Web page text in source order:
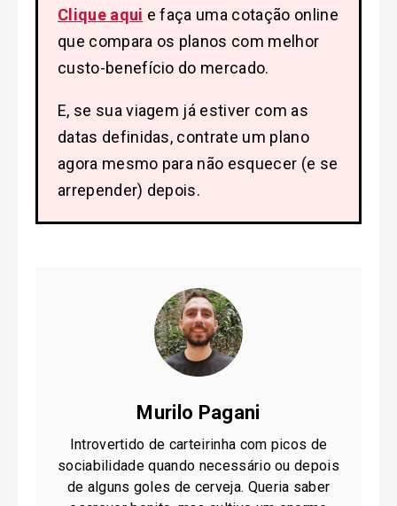
Clique aqui e faça uma cotação online
que compara os planos com melhor
custo-benefício do mercado.
E, se sua viagem já estiver com as
datas definidas, contrate um plano
agora mesmo para não esquecer (e se
arrepender) depois.
Murilo Pagani
Introvertido de carteirinha com picos de
sociabilidade quando necessário ou depois
de alguns goles de cerveja. Queria saber